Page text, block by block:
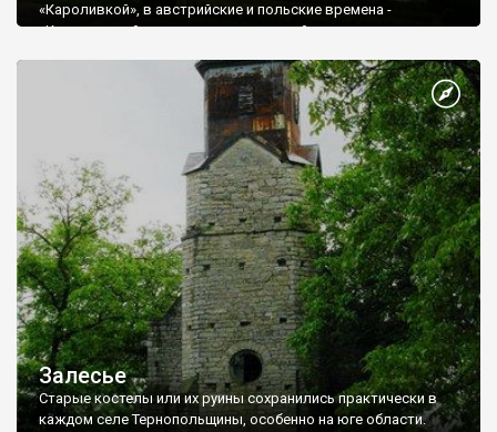
«Кароливкой», в австрийские и польские времена -
«Корольовкой», во времена советской оккупации -
получило в 1989 году. Королевка, прежде всего, известна
спелеологам, ведь вблизи нее расположена карстовая
пещера Оптимистическая, которая занесена в Книгу
рекордов Гинесса, как самая длинная в мире гипсовая
пещера, самая длинная пещера Евразии и третья по длине
среди пещер мира.
Залесье
Старые костелы или их руины сохранились практически в
каждом селе Тернопольщины, особенно на юге области.